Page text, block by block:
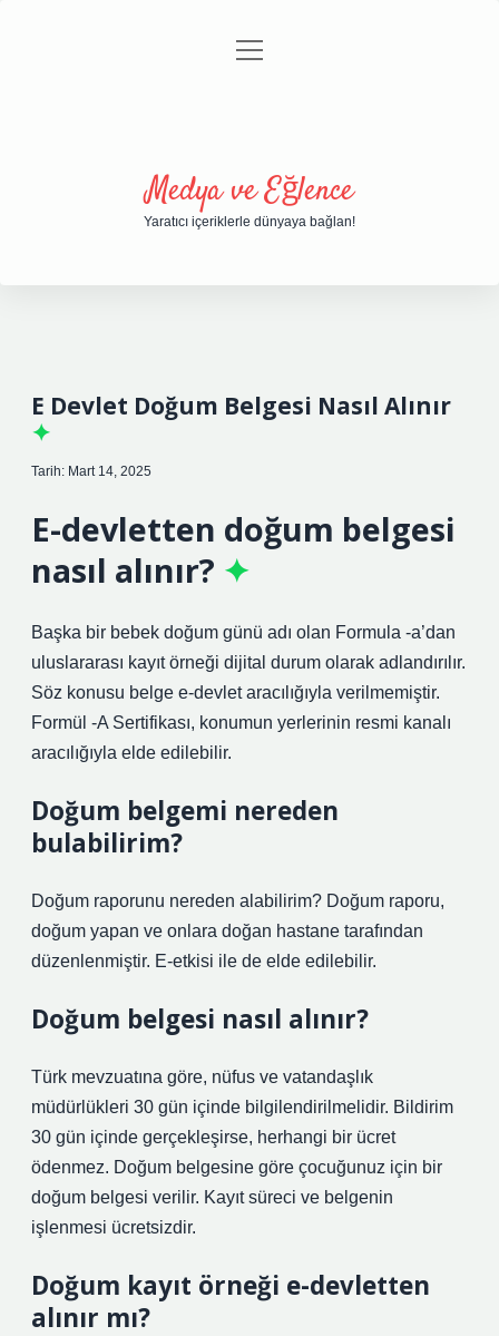
Gizlilik Politikası
menüyü
Medya ve Eğlence
Yaratıcı içeriklerle dünyaya bağlan!
E Devlet Doğum Belgesi Nasıl Alınır
Tarih: Mart 14, 2025
E-devletten doğum belgesi
nasıl alınır?
Başka bir bebek doğum günü adı olan Formula -a’dan
uluslararası kayıt örneği dijital durum olarak adlandırılır.
Söz konusu belge e-devlet aracılığıyla verilmemiştir.
Formül -A Sertifikası, konumun yerlerinin resmi kanalı
aracılığıyla elde edilebilir.
Doğum belgemi nereden
bulabilirim?
Doğum raporunu nereden alabilirim? Doğum raporu,
doğum yapan ve onlara doğan hastane tarafından
düzenlenmiştir. E-etkisi ile de elde edilebilir.
Doğum belgesi nasıl alınır?
Türk mevzuatına göre, nüfus ve vatandaşlık
müdürlükleri 30 gün içinde bilgilendirilmelidir. Bildirim
30 gün içinde gerçekleşirse, herhangi bir ücret
ödenmez. Doğum belgesine göre çocuğunuz için bir
doğum belgesi verilir. Kayıt süreci ve belgenin
işlenmesi ücretsizdir.
Doğum kayıt örneği e-devletten
alınır mı?